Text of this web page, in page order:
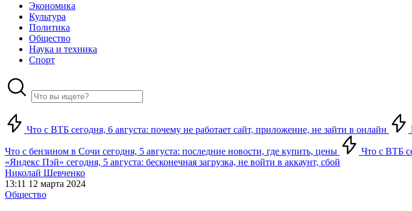
Экономика
Культура
Политика
Общество
Наука и техника
Спорт
Что с ВТБ сегодня, 6 августа: почему не работает сайт, приложение, не зайти в онлайн
Что с бензином в Сочи сегодня, 5 августа: последние новости, где купить, цены Что с ВТБ
«Яндекс Пэй» сегодня, 5 августа: бесконечная загрузка, не войти в аккаунт, сбой
Николай Шевченко
13:11 12 марта 2024
Общество